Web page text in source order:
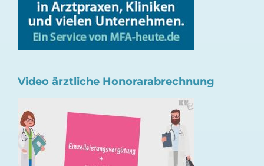
Video ärztliche Honorarabrechnung